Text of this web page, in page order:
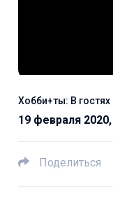
Хобби+ты: В
19 февраля
Поделиться